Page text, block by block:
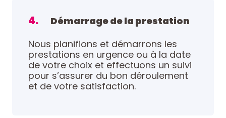
4.
Démarrage de la prestation
Nous planifions et démarrons les
prestations en urgence ou à la date
de votre choix et effectuons un suivi
pour s’assurer du bon déroulement
et de votre satisfaction.